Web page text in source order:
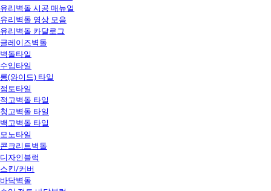
유리벽돌 시공 매뉴얼
유리벽돌 영상 모음
유리벽돌 카달로그
글레이즈벽돌
벽돌타일
수입타일
롱(와이드) 타일
점토타일
적고벽돌 타일
청고벽돌 타일
백고벽돌 타일
모노타일
콘크리트벽돌
디자인블럭
스킨/커버
바닥벽돌